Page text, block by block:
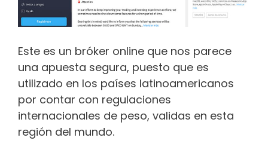
Este es un bróker online que nos parece
una apuesta segura, puesto que es
utilizado en los países latinoamericanos
por contar con regulaciones
internacionales de peso, validas en esta
región del mundo.